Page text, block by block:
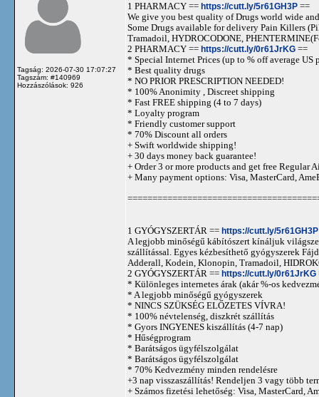
Tagság: 2026-07-30 17:07:27
Tagszám: #140969
Hozzászólások: 926
1 PHARMACY == https://cutt.ly/5r61GH3P ==
We give you best quality of Drugs world wide
Some Drugs available for delivery Pain Killers
Tramadoil, HYDROCODONE,
2 PHARMACY == https://cutt.ly/0r61JrKG ==
* Special Internet Prices (up to % off average US
* Best quality drugs
* NO PRIOR PRESCRIPTION NEEDED!
* 100% Anonimity , Discreet shipping
* Fast FREE shipping (4 to 7 days)
* Loyalty program
* Friendly customer support
* 70% Discount all orders
+ Swift worldwide shipping!
+ 30 days money back guarantee!
+ Order 3 or more products and get free Regular
+ Many payment options: Visa, MasterCard,
1 GYÓGYSZERTÁR == https://cutt.ly/5r61GH3P
A legjobb minőségű kábítószert kínáljuk
szállítással. Egyes kézbesíthető gyógyszerek
Adderall, Kodein, Klonopin, Tramadoil,
2 GYÓGYSZERTÁR == https://cutt.ly/0r61JrKG
* Különleges internetes árak (akár %-os
* A legjobb minőségű gyógyszerek
* NINCS SZÜKSÉG ELŐZETES VÍVRA!
* 100% névtelenség, diszkrét szállítás
* Gyors INGYENES kiszállítás (4-7 nap)
* Hűségprogram
* Barátságos ügyfélszolgálat
* Barátságos ügyfélszolgálat
* 70% Kedvezmény minden rendelésre
+3 nap visszaszállítás! Rendeljen 3 vagy több
+ Számos fizetési lehetőség: Visa, MasterCard,